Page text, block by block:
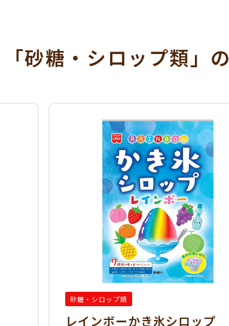
「砂糖・シロップ類」
砂糖・シロップ類
レインボーかき氷シロップ